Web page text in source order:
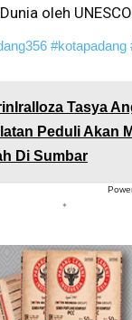
oleh
#kotapadang
Tasya
Peduli Akan
Di Sumbar
*